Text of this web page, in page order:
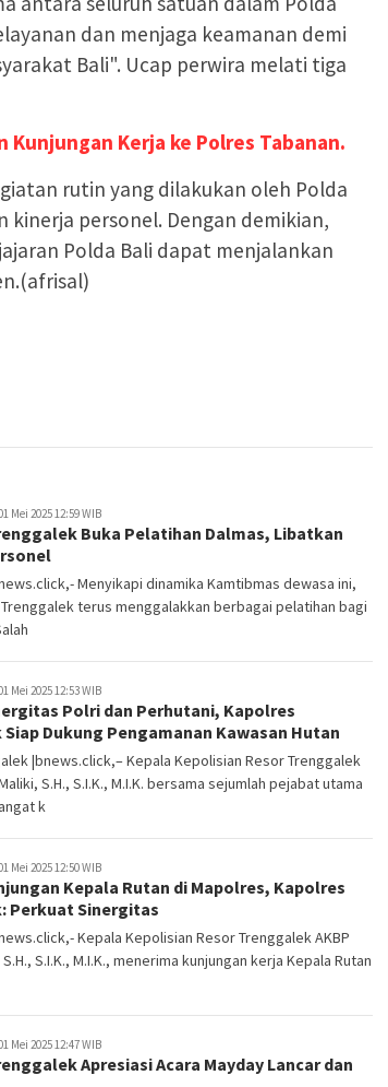
dan menjaga keamanan demi
Bali". Ucap perwira melati tiga
Kunjungan Kerja ke Polres Tabanan.
rutin yang dilakukan oleh Polda
personel. Dengan demikian,
Polda Bali dapat menjalankan
Mei 2025 12:59 WIB
Buka Pelatihan Dalmas, Libatkan
Menyikapi dinamika Kamtibmas dewasa ini,
terus menggalakkan berbagai pelatihan bagi
Mei 2025 12:53 WIB
Polri dan Perhutani, Kapolres
Dukung Pengamanan Kawasan Hutan
|bnews.click,– Kepala Kepolisian Resor Trenggalek
S.H., S.I.K., M.I.K. bersama sejumlah pejabat utama
k
Mei 2025 12:50 WIB
Kepala Rutan di Mapolres, Kapolres
Perkuat Sinergitas
Kepala Kepolisian Resor Trenggalek AKBP
S.I.K., M.I.K., menerima kunjungan kerja Kepala Rutan
Mei 2025 12:47 WIB
Apresiasi Acara Mayday Lancar dan